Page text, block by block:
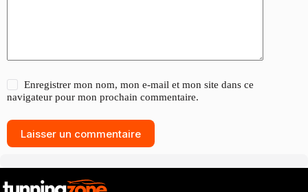
Enregistrer mon nom, mon e-mail et mon site dans ce
navigateur pour mon prochain commentaire.
Laisser un commentaire